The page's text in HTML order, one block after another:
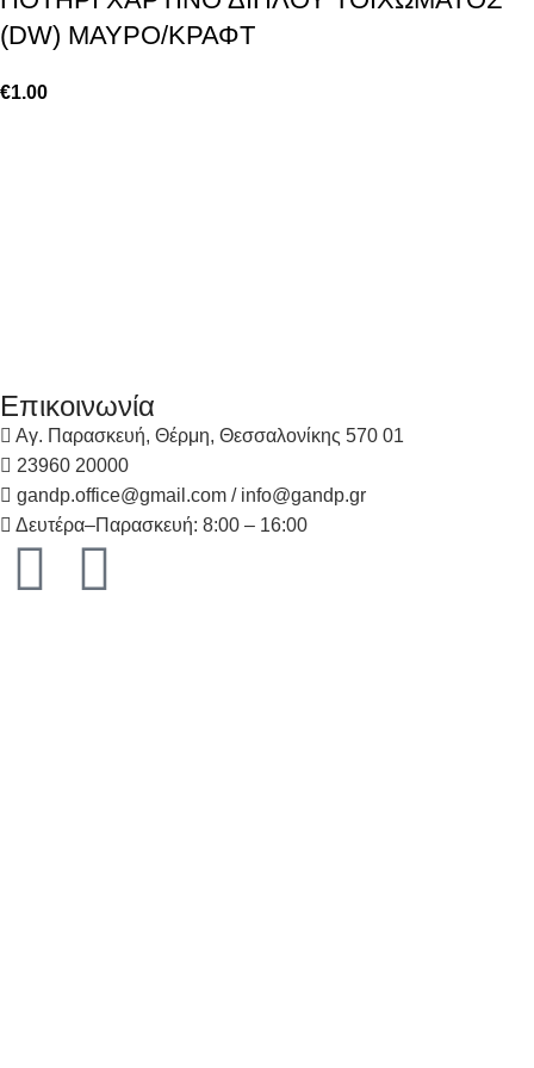
(DW) ΜΑΥΡΟ/ΚΡΑΦΤ
€1.00
Επικοινωνία
Αγ. Παρασκευή, Θέρμη, Θεσσαλονίκης 570 01
23960 20000
gandp.office@gmail.com / info@gandp.gr
Δευτέρα–Παρασκευή: 8:00 – 16:00